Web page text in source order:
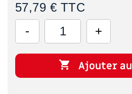
57,79 € TTC
 Ajouter